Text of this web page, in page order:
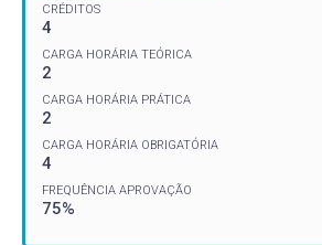
CRÉDITOS
4
CARGA HORÁRIA TEÓRICA
2
CARGA HORÁRIA PRÁTICA
2
CARGA HORÁRIA OBRIGATÓRIA
4
FREQUÊNCIA APROVAÇÃO
75%